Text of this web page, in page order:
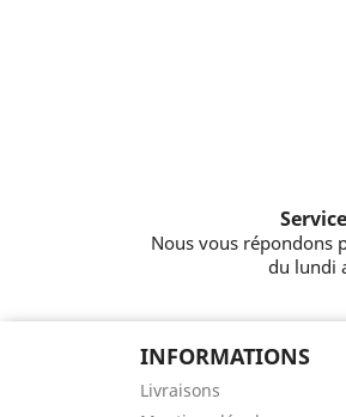
Nous vous répondons
du lundi
INFORMATIONS
Livraisons